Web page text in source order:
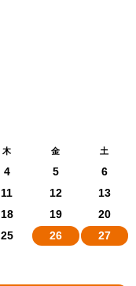
木 金 土
4 5
6
11 12
13
18 19
20
25 26
27